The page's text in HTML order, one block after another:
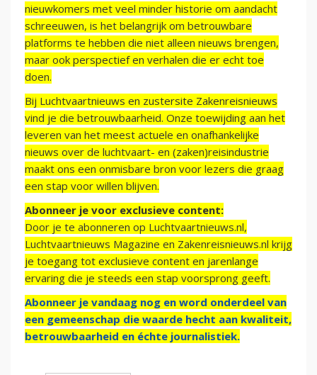
nieuwkomers met veel minder historie om aandacht
schreeuwen, is het belangrijk om betrouwbare
platforms te hebben die niet alleen nieuws brengen,
maar ook perspectief en verhalen die er echt toe
doen.
Bij Luchtvaartnieuws en zustersite Zakenreisnieuws
vind je die betrouwbaarheid. Onze toewijding aan het
leveren van het meest actuele en onafhankelijke
nieuws over de luchtvaart- en (zaken)reisindustrie
maakt ons een onmisbare bron voor lezers die graag
een stap voor willen blijven.
Abonneer je voor exclusieve content:
Door je te abonneren op Luchtvaartnieuws.nl,
Luchtvaartnieuws Magazine en Zakenreisnieuws.nl krijg
je toegang tot exclusieve content en jarenlange
ervaring die je steeds een stap voorsprong geeft.
Abonneer je vandaag nog en word onderdeel van
een gemeenschap die waarde hecht aan kwaliteit,
betrouwbaarheid en échte journalistiek.